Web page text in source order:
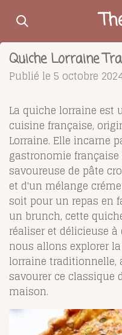
Passer
contenu
principal
Quiche Lorraine
Publié le 5 octobre
La quiche lorraine est
cuisine française,
Lorraine. Elle incarne
gastronomie
savoureuse de pâte
et d'un mélange
soit pour un repas en
un brunch, cette
réaliser et délicieuse à
nous allons explorer
lorraine traditionnelle,
savourer ce classique
maison.